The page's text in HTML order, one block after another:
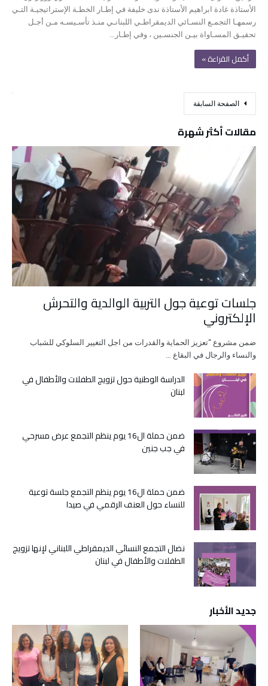
الأستاذة غادة ابراهيم الأستاذة ندى خليفة في إطـار الخطـة الإستراتيجيـة التـي
رسمهـا التجمـع النسـائي الديمقراطـي اللبنانـي منـذ تأسـيسـه مـن أجـل
تحقيـق المسـاواة بيـن الجنسـين ، وفي إطـار…
‫أكمل القراءة »‬
‫الصفحة السابقة‬
مقالات أكثر شهرة
جلسات توعية جول التربية الوالدية والتحرش
الإلكتروني
ضمن مشروع “تعزيز الحماية والقدرات من اجل التغيير السلوكي للشباب
والنساء والرجال في البقاع …
الدراسة الوطنية حول تزويج الطفلات والأطفال في
لبنان
ضمن حملة ال16 يوم ينظم التجمع عرض مسرحي
في جب جنين
ضمن حملة ال16 يوم ينظم التجمع جلسة توعية
للنساء حول العنف الرقمي في صيدا
نضال التجمع النسائي الديمقراطي اللبناني لإنها تزويج
الطفلات والأطفال في لبنان
جديد الأخبار